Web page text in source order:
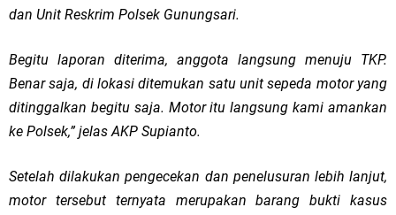
dan Unit Reskrim Polsek Gunungsari.
Begitu laporan diterima, anggota langsung menuju TKP.
Benar saja, di lokasi ditemukan satu unit sepeda motor yang
ditinggalkan begitu saja. Motor itu langsung kami amankan
ke Polsek,” jelas AKP Supianto.
Setelah dilakukan pengecekan dan penelusuran lebih lanjut,
motor tersebut ternyata merupakan barang bukti kasus